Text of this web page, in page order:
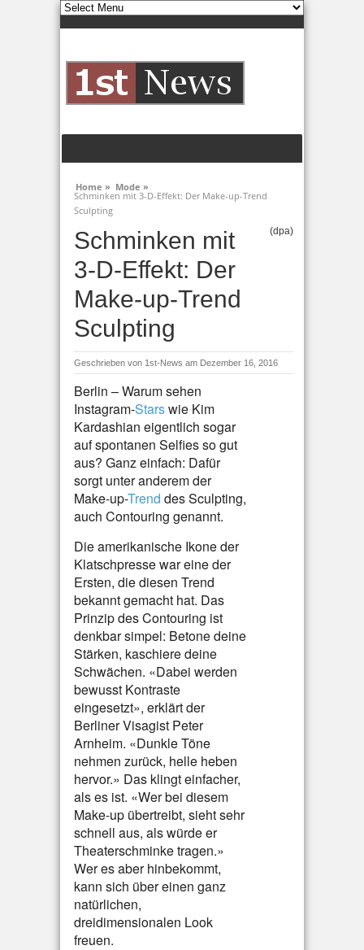
Home » Mode »
Schminken mit 3-D-Effekt: Der Make-up-Trend
Sculpting
Schminken mit
3-D-Effekt: Der
Make-up-Trend
Sculpting
(dpa)
Geschrieben von 1st-News am Dezember 16, 2016
Berlin – Warum sehen
Instagram-Starswie Kim
Kardashian eigentlich sogar
auf spontanen Selfies so gut
aus? Ganz einfach: Dafür
sorgt unter anderem der
Make-up-Trend des Sculpting,
auch Contouring genannt.
Die amerikanische Ikone der
Klatschpresse war eine der
Ersten, die diesen Trend
bekannt gemacht hat. Das
Prinzip des Contouring ist
denkbar simpel: Betone deine
Stärken, kaschiere deine
Schwächen. «Dabei werden
bewusst Kontraste
eingesetzt», erklärt der
Berliner Visagist Peter
Arnheim. «Dunkle Töne
nehmen zurück, helle heben
hervor.» Das klingt einfacher,
als es ist. «Wer bei diesem
Make-up übertreibt, sieht sehr
schnell aus, als würde er
Theaterschminke tragen.»
Wer es aber hinbekommt,
kann sich über einen ganz
natürlichen,
dreidimensionalen Look
freuen.